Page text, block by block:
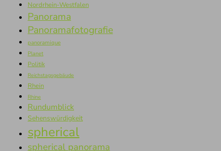
Nordrhein-Westfalen
Panorama
Panoramafotografie
panoramique
Planet
Politik
Reichstagsgebäude
Rhein
Rhine
Rundumblick
Sehenswürdigkeit
spherical
spherical panorama